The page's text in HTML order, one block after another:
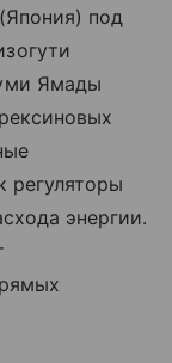
под
Ямады
регуляторы
энергии.